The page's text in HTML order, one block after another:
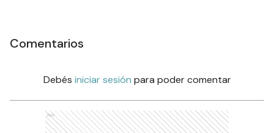
Comentarios
Debés iniciar sesión para poder comentar
Ads